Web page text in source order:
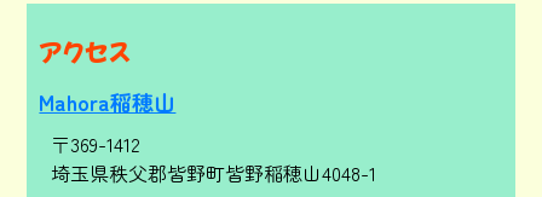
アクセス
Mahora稲穂山
〒369-1412
埼玉県秩父郡皆野町皆野稲穂山4048-1